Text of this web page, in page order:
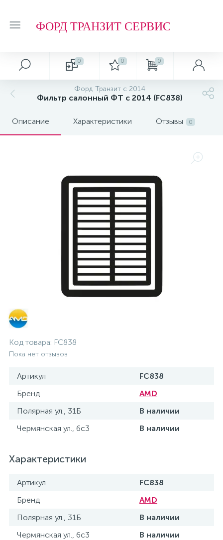
ФОРД ТРАНЗИТ СЕРВИС
0 0 0
Форд Транзит с 2014
Фильтр салонный ФТ с 2014 (FC838)
Описание Характеристики Отзывы 0
Код товара: FC838
Пока нет отзывов
Артикул
FC838
Бренд
AMD
Полярная ул., 31Б
В наличии
Чермянская ул., 6с3
В наличии
Характеристики
Артикул
FC838
Бренд
AMD
Полярная ул., 31Б
В наличии
Чермянская ул., 6с3
В наличии